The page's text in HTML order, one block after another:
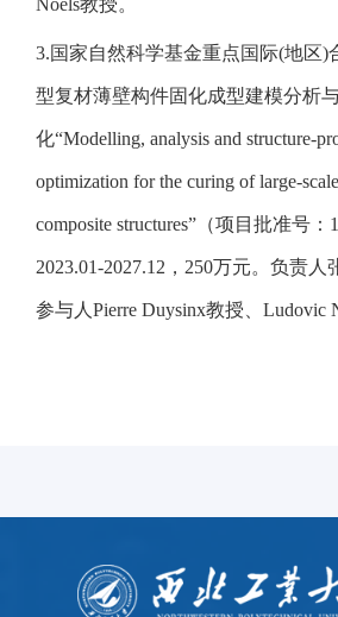
Noels教授。
3.国家自然科学基金重点国际(地区)
型复材薄壁构件固化成型建模分析
化“Modelling, analysis and structure-
optimization for the curing of large-
composite structures”（项目批准号：
2023.01-2027.12，250万元。负责
参与人Pierre Duysinx教授、Ludovic